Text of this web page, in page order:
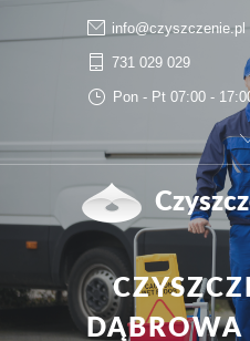
info@czyszczenie.pl
731 029 029
Pon - Pt 07:00 -